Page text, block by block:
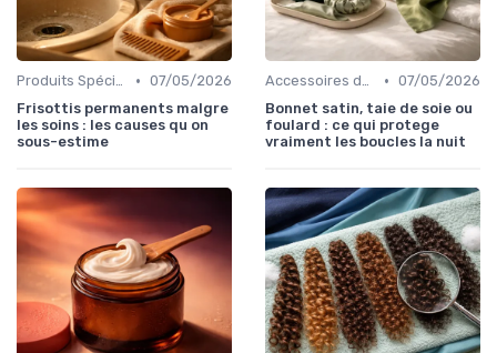
Produits Spécifiques (Anti-Frisottis, Hydratants) • 07/05/2026
Frisottis permanents malgre
les soins : les causes qu on
sous-estime
Accessoires de Protection • 07/05/2026
Bonnet satin, taie de soie ou
foulard : ce qui protege
vraiment les boucles la nuit